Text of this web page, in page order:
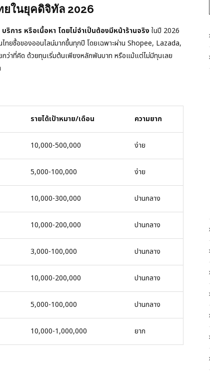
ยในยุคดิจิทัล 2026
ริการ หรือเนื้อหา โดยไม่จำเป็นต้องมีหน้าร้านจริงในปี 2026
ยซื้อของออนไลน์มากขึ้นทุกปี โดยเฉพาะผ่าน Shopee, Lazada,
ว่าที่คิด ด้วยทุนเริ่มต้นเพียงหลักพันบาท หรือแม้แต่ไม่มีทุนเลย
รายได้เป้าหมาย/เดือน ความยาก
10,000-500,000 ง่าย
5,000-100,000 ง่าย
10,000-300,000 ปานกลาง
10,000-200,000 ปานกลาง
3,000-100,000 ปานกลาง
10,000-200,000 ปานกลาง
5,000-100,000 ปานกลาง
10,000-1,000,000 ยาก